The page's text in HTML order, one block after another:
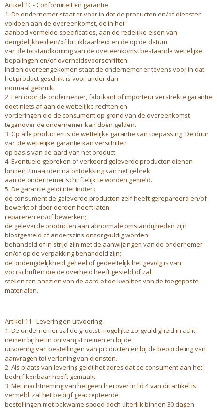
Artikel 10 - Conformiteit en garantie
1. De ondernemer staat er voor in dat de producten en/of diensten
voldoen aan de overeenkomst, de in het
aanbod vermelde specificaties, aan de redelijke eisen van
deugdelijkheid en/of bruikbaarheid en de op de datum
van de totstandkoming van de overeenkomst bestaande wettelijke
bepalingen en/of overheidsvoorschriften.
Indien overeengekomen staat de ondernemer er tevens voor in dat
het product geschikt is voor ander dan
normaal gebruik.
2. Een door de ondernemer, fabrikant of importeur verstrekte garantie
doet niets af aan de wettelijke rechten en
vorderingen die de consument op grond van de overeenkomst
tegenover de ondernemer kan doen gelden.
3. Op alle producten is de wettelijke garantie van toepassing. De duur
van de wettelijke garantie kan verschillen
op basis van de aard van het product.
4. Eventuele gebreken of verkeerd geleverde producten dienen
binnen 2 maanden na ontdekking van het gebrek
aan de ondernemer schriftelijk te worden gemeld.
5. De garantie geldt niet indien:
de consument de geleverde producten zelf heeft gerepareerd en/of
bewerkt of door derden heeft laten
repareren en/of bewerken;
de geleverde producten aan abnormale omstandigheden zijn
blootgesteld of anderszins onzorgvuldig worden
behandeld of in strijd zijn met de aanwijzingen van de ondernemer
en/of op de verpakking behandeld zijn;
de ondeugdelijkheid geheel of gedeeltelijk het gevolg is van
voorschriften die de overheid heeft gesteld of zal
stellen ten aanzien van de aard of de kwaliteit van de toegepaste
materialen.
Artikel 11 - Levering en uitvoering
1. De ondernemer zal de grootst mogelijke zorgvuldigheid in acht
nemen bij het in ontvangst nemen en bij de
uitvoering van bestellingen van producten en bij de beoordeling van
aanvragen tot verlening van diensten.
2. Als plaats van levering geldt het adres dat de consument aan het
bedrijf kenbaar heeft gemaakt.
3. Met inachtneming van hetgeen hierover in lid 4 van dit artikel is
vermeld, zal het bedrijf geaccepteerde
bestellingen met bekwame spoed doch uiterlijk binnen 30 dagen